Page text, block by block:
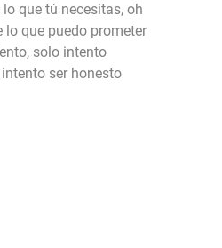
que tú necesitas, oh
lo que puedo prometer
solo intento
ser honesto